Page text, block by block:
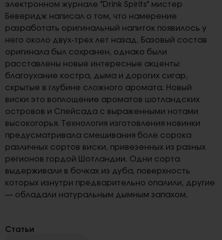
электронном журнале "Drink Spirits" мистер
Беверидж написал о том, что намерение
разработать оригинальный напиток появилось у
него около двух-трех лет назад. Базовый состав
оригинала был сохранен, однако были
расставлены новые интересные акценты:
благоухание костра, дыма и дорогих сигар,
скрытые в глубине сложного аромата. Новый
виски это воплощение ароматов шотландских
островов и Спейсада с выраженными нотами
высокогорья. Технология изготовления новинки
предусматривала смешивания боле сорока
различных сортов виски, привезенных из разных
регионов гордой Шотландии. Одни сорта
выдерживали в бочках из дуба, поверхность
которых изнутри предварительно опалили, другие
— обладали натуральным дымным запахом.
Статьи